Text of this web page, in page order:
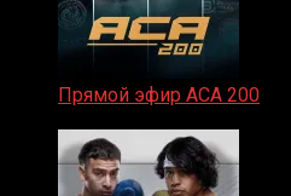
Прямой эфир ACA 200